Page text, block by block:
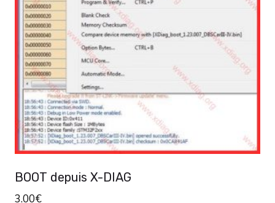
BOOT depuis X-DIAG
3.00€